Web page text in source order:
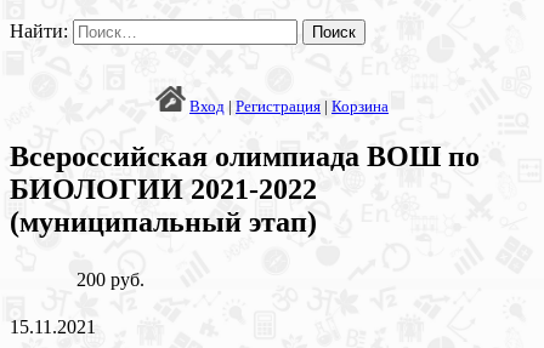
Найти:
Вход | Регистрация | Корзина
Всероссийская олимпиада ВОШ по
БИОЛОГИИ 2021-2022
(муниципальный этап)
200 руб.
15.11.2021